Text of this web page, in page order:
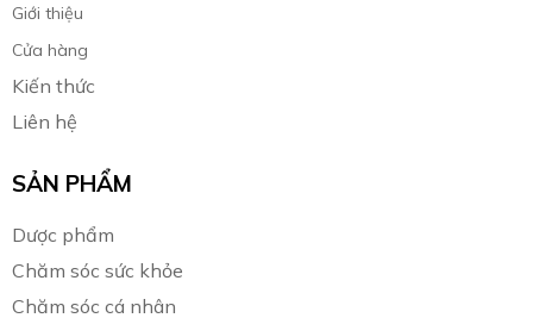
Giới thiệu
Cửa hàng
Kiến thức
Liên hệ
SẢN PHẨM
Dược phẩm
Chăm sóc sức khỏe
Chăm sóc cá nhân